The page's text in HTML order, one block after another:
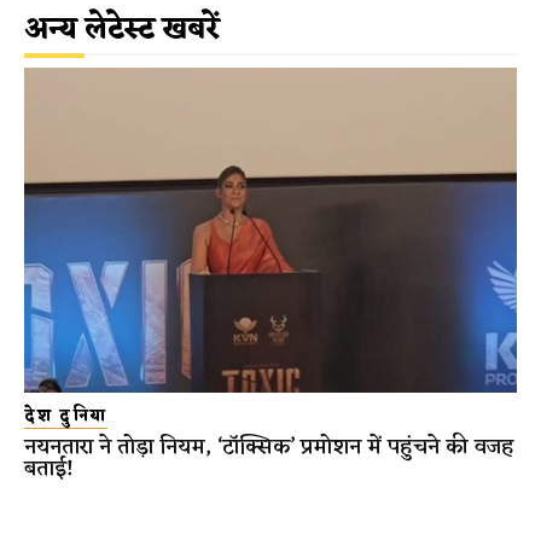
अन्य लेटेस्ट खबरें
देश दुनिया
नयनतारा ने तोड़ा नियम, ‘टॉक्सिक’ प्रमोशन में पहुंचने की वजह
बताई!